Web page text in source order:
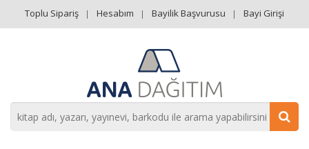
Toplu Sipariş Hesabım Bayilik Başvurusu Bayi Girişi